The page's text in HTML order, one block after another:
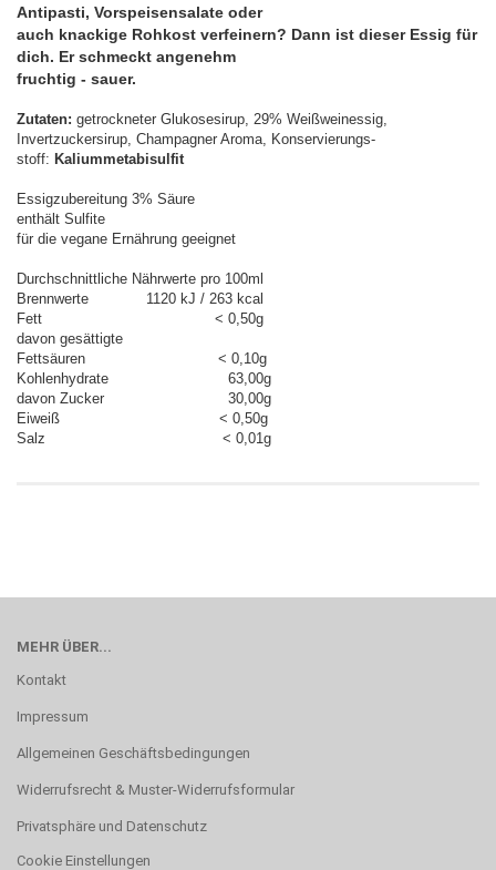
Antipasti, Vorspeisensalate oder
auch knackige Rohkost verfeinern? Dann ist dieser Essig für
dich. Er schmeckt angenehm
fruchtig - sauer.
Zutaten: getrockneter Glukosesirup, 29% Weißweinessig,
Invertzuckersirup, Champagner Aroma, Konservierungs-
stoff: Kaliummetabisulfit
Essigzubereitung 3% Säure
enthält Sulfite
für die vegane Ernährung geeignet
Durchschnittliche Nährwerte pro 100ml
Brennwerte 1120 kJ / 263 kcal
Fett < 0,50g
davon gesättigte
Fettsäuren < 0,10g
Kohlenhydrate 63,00g
davon Zucker 30,00g
Eiweiß < 0,50g
Salz < 0,01g
MEHR ÜBER...
Kontakt
Impressum
Allgemeinen Geschäftsbedingungen
Widerrufsrecht & Muster-Widerrufsformular
Privatsphäre und Datenschutz
Cookie Einstellungen